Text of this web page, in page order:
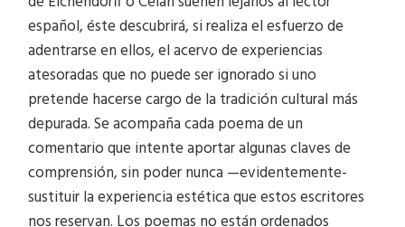
español, éste descubrirá, si realiza el esfuerzo de
adentrarse en ellos, el acervo de experiencias
atesoradas que no puede ser ignorado si uno
pretende hacerse cargo de la tradición cultural más
depurada. Se acompaña cada poema de un
comentario que intente aportar algunas claves de
comprensión, sin poder nunca —evidentemente-
sustituir la experiencia estética que estos escritores
nos reservan. Los poemas no están ordenados